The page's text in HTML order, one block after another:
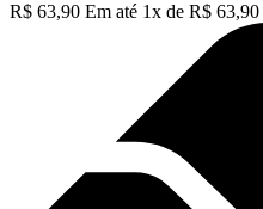
R$ 63,90 Em até 1x de R$ 63,90